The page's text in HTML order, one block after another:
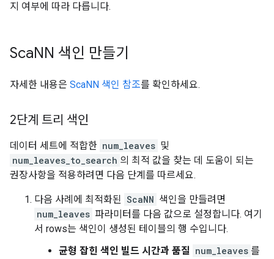
지 여부에 따라 다릅니다.
ScaNN 색인 만들기
자세한 내용은 ScaNN 색인 참조를 확인하세요.
2단계 트리 색인
데이터 세트에 적합한 num_leaves 및
num_leaves_to_search 의 최적 값을 찾는 데 도움이 되는
권장사항을 적용하려면 다음 단계를 따르세요.
다음 사례에 최적화된 ScaNN 색인을 만들려면
num_leaves 파라미터를 다음 값으로 설정합니다. 여기
서 rows는 색인이 생성된 테이블의 행 수입니다.
균형 잡힌 색인 빌드 시간과 품질 num_leaves 를